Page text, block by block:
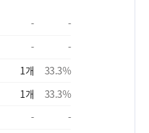
-
-
-
-
1개 33.3%
1개 33.3%
-
-